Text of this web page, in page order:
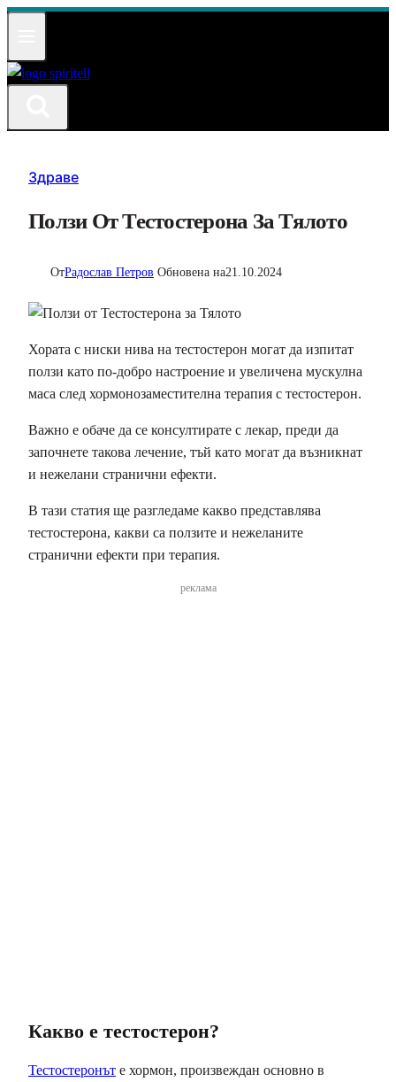
Към
Здраве
Ползи От Тестостерона За Тялото
ОтРадослав Петров Обновена на21.10.2024
Хората с ниски нива на тестостерон могат да изпитат
ползи като по-добро настроение и увеличена мускулна
маса след хормонозаместителна терапия с тестостерон.
Важно е обаче да се консултирате с лекар, преди да
започнете такова лечение, тъй като могат да възникнат
и нежелани странични ефекти.
В тази статия ще разгледаме какво представлява
тестостерона, какви са ползите и нежеланите
странични ефекти при терапия.
реклама
Какво е тестостерон?
Тестостеронът е хормон, произвеждан основно в